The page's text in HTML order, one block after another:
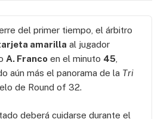
del primer tiempo, el árbitro
amarilla al jugador
A. Franco en el minuto 45
aún más el panorama de la Tri
de Round of 32.
deberá cuidarse durante el